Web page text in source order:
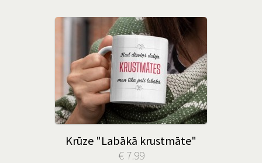
Krūze "Labākā krustmāte"
€ 7.99